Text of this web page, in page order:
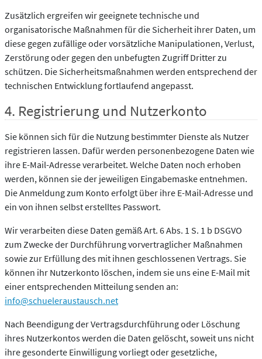
Zusätzlich ergreifen wir geeignete technische und
organisatorische Maßnahmen für die Sicherheit ihrer Daten, um
diese gegen zufällige oder vorsätzliche Manipulationen, Verlust,
Zerstörung oder gegen den unbefugten Zugriff Dritter zu
schützen. Die Sicherheitsmaßnahmen werden entsprechend der
technischen Entwicklung fortlaufend angepasst.
4. Registrierung und Nutzerkonto
Sie können sich für die Nutzung bestimmter Dienste als Nutzer
registrieren lassen. Dafür werden personenbezogene Daten wie
ihre E-Mail-Adresse verarbeitet. Welche Daten noch erhoben
werden, können sie der jeweiligen Eingabemaske entnehmen.
Die Anmeldung zum Konto erfolgt über ihre E-Mail-Adresse und
ein von ihnen selbst erstelltes Passwort.
Wir verarbeiten diese Daten gemäß Art. 6 Abs. 1 S. 1 b DSGVO
zum Zwecke der Durchführung vorvertraglicher Maßnahmen
sowie zur Erfüllung des mit ihnen geschlossenen Vertrags. Sie
können ihr Nutzerkonto löschen, indem sie uns eine E-Mail mit
einer entsprechenden Mitteilung senden an:
info@schueleraustausch.net
Nach Beendigung der Vertragsdurchführung oder Löschung
ihres Nutzerkontos werden die Daten gelöscht, soweit uns nicht
ihre gesonderte Einwilligung vorliegt oder gesetzliche,